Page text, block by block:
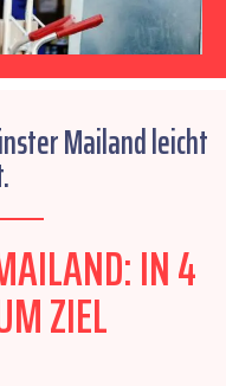
Mailand leicht
IN 4
ZIEL